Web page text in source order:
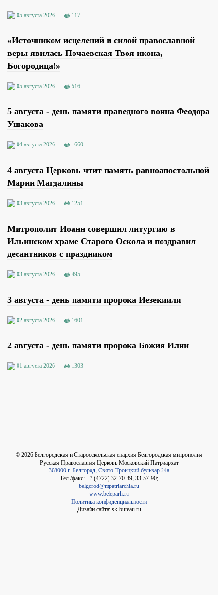
05 августа 2026 117
«Источником исцелений и силой православной
веры явилась Почаевская Твоя икона,
Богородица!»
05 августа 2026 516
5 августа - день памяти праведного воина Феодора
Ушакова
04 августа 2026 1660
4 августа Церковь чтит память равноапостольной
Марии Магдалины
03 августа 2026 1251
Митрополит Иоанн совершил литургию в
Ильинском храме Старого Оскола и поздравил
десантников с праздником
03 августа 2026 495
3 августа - день памяти пророка Иезекииля
02 августа 2026 1601
2 августа - день памяти пророка Божия Илии
01 августа 2026 1303
© 2026 Белгородская и Старооскольская епархия Белгородская митрополия
Русская Православная Церковь Московский Патриархат
308000 г. Белгород, Свято-Троицкий бульвар 24а
Тел./факс: +7 (4722) 32-70-89, 33-57-90;
belgorod@mpatriarchia.ru
www.beleparh.ru
Политика конфиденциальности
Дизайн сайта: sk-bureau.ru